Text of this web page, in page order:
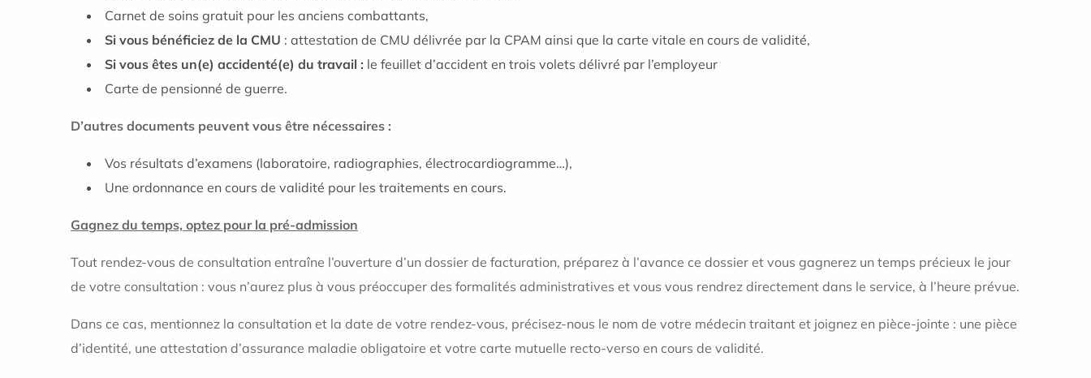
Carnet de soins gratuit pour les anciens combattants,
Si vous bénéficiez de la CMU : attestation de CMU délivrée par la CPAM ainsi que la carte vitale en cours de validité,
Si vous êtes un(e) accidenté(e) du travail : le feuillet d’accident en trois volets délivré par l’employeur
Carte de pensionné de guerre.
D’autres documents peuvent vous être nécessaires :
Vos résultats d’examens (laboratoire, radiographies, électrocardiogramme…),
Une ordonnance en cours de validité pour les traitements en cours.
Gagnez du temps, optez pour la pré-admission
Tout rendez-vous de consultation entraîne l’ouverture d’un dossier de facturation, préparez à l’avance ce dossier et vous gagnerez un temps précieux le jour
de votre consultation : vous n’aurez plus à vous préoccuper des formalités administratives et vous vous rendrez directement dans le service, à l’heure prévue.
Dans ce cas, mentionnez la consultation et la date de votre rendez-vous, précisez-nous le nom de votre médecin traitant et joignez en pièce-jointe : une pièce
d’identité, une attestation d’assurance maladie obligatoire et votre carte mutuelle recto-verso en cours de validité.